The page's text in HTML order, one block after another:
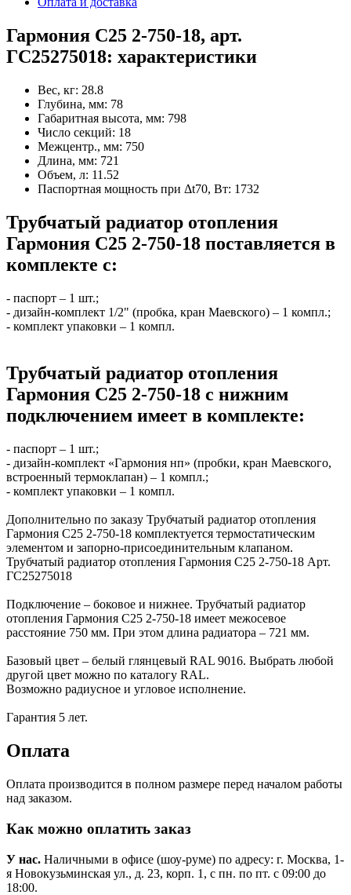
Гармония С25 2-750-18, арт.
ГС25275018: характеристики
Вес, кг: 28.8
Глубина, мм: 78
Габаритная высота, мм: 798
Число секций: 18
Межцентр., мм: 750
Длина, мм: 721
Объем, л: 11.52
Паспортная мощность при Δt70, Вт: 1732
Трубчатый радиатор отопления
Гармония С25 2-750-18 поставляется в
комплекте с:
- паспорт – 1 шт.;
- дизайн-комплект 1/2" (пробка, кран Маевского) – 1 компл.;
- комплект упаковки – 1 компл.
Трубчатый радиатор отопления
Гармония С25 2-750-18 с нижним
подключением имеет в комплекте:
- паспорт – 1 шт.;
- дизайн-комплект «Гармония нп» (пробки, кран Маевского,
встроенный термоклапан) – 1 компл.;
- комплект упаковки – 1 компл.
Дополнительно по заказу Трубчатый радиатор отопления
Гармония С25 2-750-18 комплектуется термостатическим
элементом и запорно-присоединительным клапаном.
Трубчатый радиатор отопления Гармония С25 2-750-18 Арт.
ГС25275018
Подключение – боковое и нижнее. Трубчатый радиатор
отопления Гармония С25 2-750-18 имеет межосевое
расстояние 750 мм. При этом длина радиатора – 721 мм.
Базовый цвет – белый глянцевый RAL 9016. Выбрать любой
другой цвет можно по каталогу RAL.
Возможно радиусное и угловое исполнение.
Гарантия 5 лет.
Оплата
Оплата производится в полном размере перед началом работы
над заказом.
Как можно оплатить заказ
У нас. Наличными в офисе (шоу-руме) по адресу: г. Москва, 1-
я Новокузьминская ул., д. 23, корп. 1, с пн. по пт. с 09:00 до
18:00.